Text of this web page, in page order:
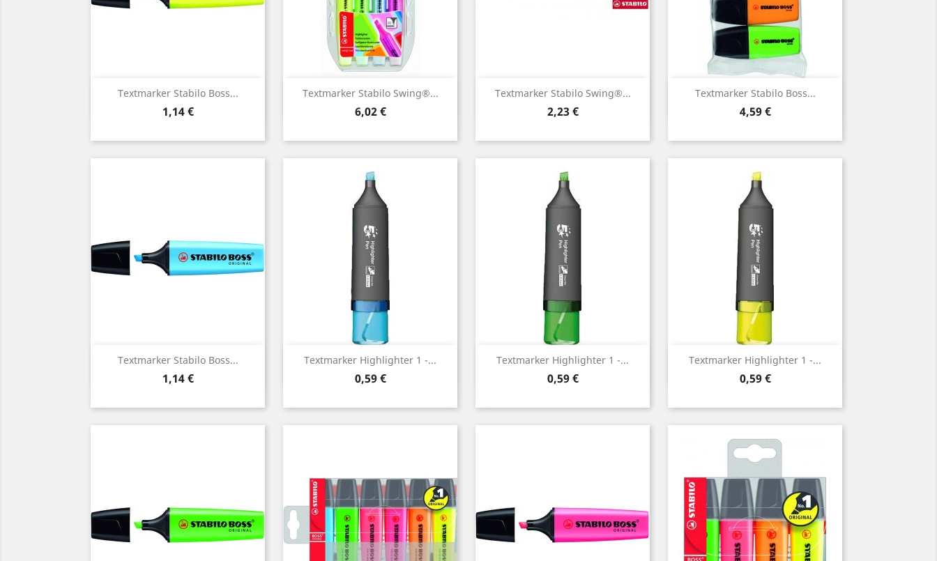
Textmarker Stabilo Boss...
Preis
1,14 €
Vorschau Textmarker Stabilo Swing®...
Preis
6,02 €
Vorschau Textmarker Stabilo Swing®...
Preis
2,23 €
Vorschau Textmarker Stabilo Boss...
Preis
4,59 €
Vorschau
Textmarker Stabilo Boss...
Preis
1,14 €
Vorschau Textmarker Highlighter 1 -...
Preis
0,59 €
Vorschau Textmarker Highlighter 1 -...
Preis
0,59 €
Vorschau Textmarker Highlighter 1 -...
Preis
0,59 €
Vorschau